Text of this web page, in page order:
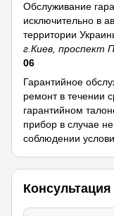
Обслуживание
исключительно в
территории
г.Киев, проспект
06
Гарантийное
ремонт в течении
гарантийном
прибор в случае
соблюдении
Консультация